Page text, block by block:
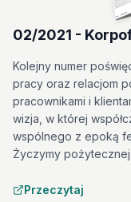
02/2021 -
Kolejny numer
pracy oraz relacjom
pracownikami i
wizja, w której
wspólnego z epoką
Życzymy
Przeczytaj